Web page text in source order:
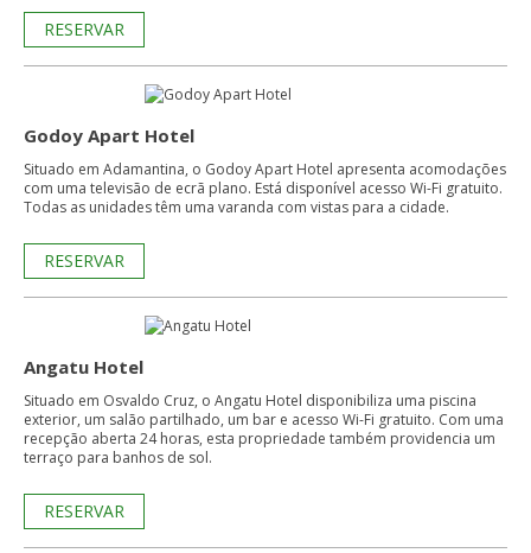
RESERVAR
Godoy Apart Hotel
Situado em Adamantina, o Godoy Apart Hotel apresenta acomodações
com uma televisão de ecrã plano. Está disponível acesso Wi-Fi gratuito.
Todas as unidades têm uma varanda com vistas para a cidade.
RESERVAR
Angatu Hotel
Situado em Osvaldo Cruz, o Angatu Hotel disponibiliza uma piscina
exterior, um salão partilhado, um bar e acesso Wi-Fi gratuito. Com uma
recepção aberta 24 horas, esta propriedade também providencia um
terraço para banhos de sol.
RESERVAR